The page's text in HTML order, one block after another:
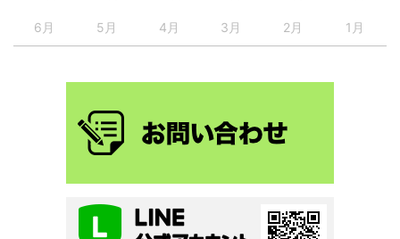
6月 5月 4月 3月 2月 1月